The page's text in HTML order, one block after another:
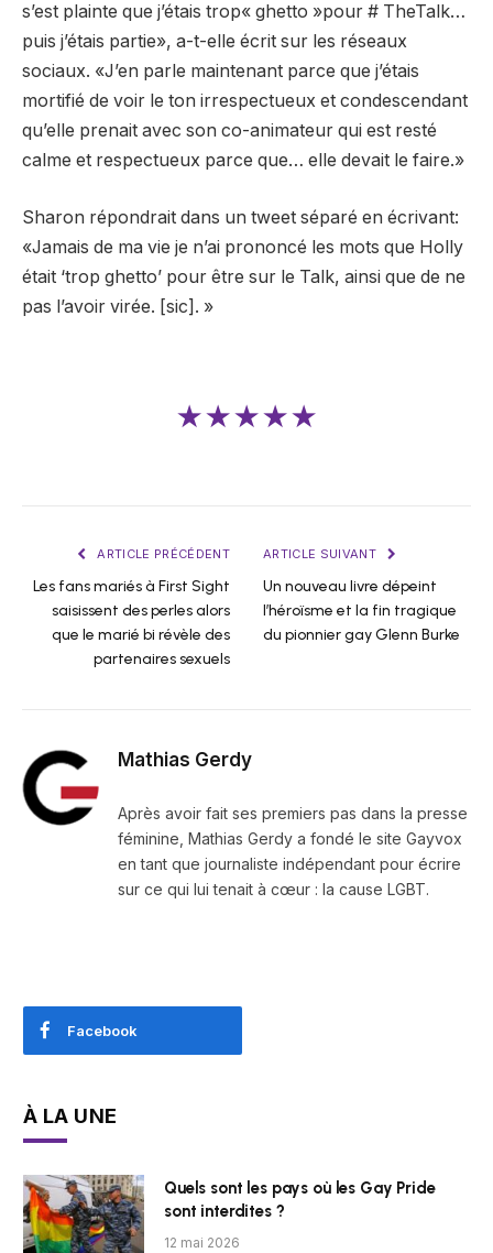
s’est plainte que j’étais trop« ghetto »pour # TheTalk…
puis j’étais partie», a-t-elle écrit sur les réseaux
sociaux. «J’en parle maintenant parce que j’étais
mortifié de voir le ton irrespectueux et condescendant
qu’elle prenait avec son co-animateur qui est resté
calme et respectueux parce que… elle devait le faire.»
Sharon répondrait dans un tweet séparé en écrivant:
«Jamais de ma vie je n’ai prononcé les mots que Holly
était ‘trop ghetto’ pour être sur le Talk, ainsi que de ne
pas l’avoir virée. [sic]. »
★★★★★
ARTICLE PRÉCÉDENT
Les fans mariés à First Sight
saisissent des perles alors
que le marié bi révèle des
partenaires sexuels
ARTICLE SUIVANT
Un nouveau livre dépeint
l’héroïsme et la fin tragique
du pionnier gay Glenn Burke
Mathias Gerdy
Après avoir fait ses premiers pas dans la presse
féminine, Mathias Gerdy a fondé le site Gayvox
en tant que journaliste indépendant pour écrire
sur ce qui lui tenait à cœur : la cause LGBT.
Facebook
À LA UNE
Quels sont les pays où les Gay Pride
sont interdites ?
12 mai 2026